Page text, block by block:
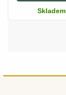
Skladem